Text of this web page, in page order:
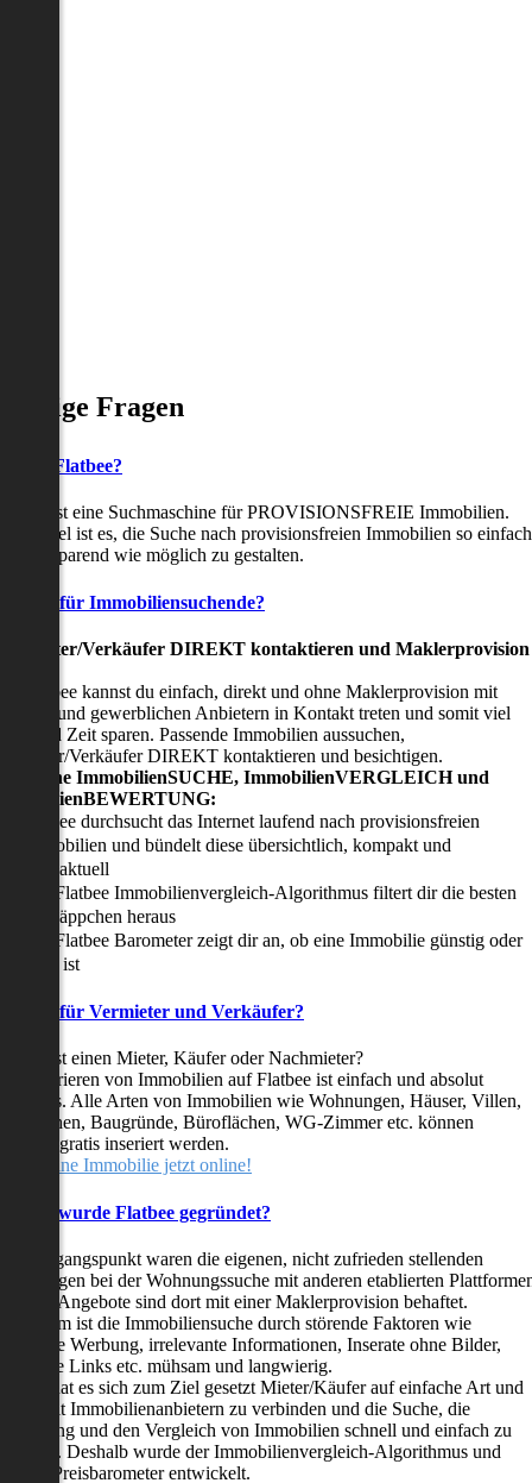
Fragen
ist Flatbee?
ist eine Suchmaschine für PROVISIONSFREIE Immobilien.
Ziel ist es, die Suche nach provisionsfreien Immobilien so einfach
zeitsparend wie möglich zu gestalten.
für Immobiliensuchende?
Verkäufer DIREKT kontaktieren und Maklerprovision
Flatbee kannst du einfach, direkt und ohne Maklerprovision mit
und gewerblichen Anbietern in Kontakt treten und somit viel
und Zeit sparen. Passende Immobilien aussuchen,
Verkäufer DIREKT kontaktieren und besichtigen.
in-one ImmobilienSUCHE, ImmobilienVERGLEICH und
Flatbee durchsucht das Internet laufend nach provisionsfreien
Immobilien und bündelt diese übersichtlich, kompakt und
tagesaktuell
Der Flatbee Immobilienvergleich-Algorithmus filtert dir die besten
Schnäppchen heraus
Der Flatbee Barometer zeigt dir an, ob eine Immobilie günstig oder
teuer ist
für Vermieter und Verkäufer?
suchst einen Mieter, Käufer oder Nachmieter?
Inserieren von Immobilien auf Flatbee ist einfach und absolut
Alle Arten von Immobilien wie Wohnungen, Häuser, Villen,
Baugründe, Büroflächen, WG-Zimmer etc. können
gratis inseriert werden.
deine Immobilie jetzt online!
wurde Flatbee gegründet?
Ausgangspunkt waren die eigenen, nicht zufrieden stellenden
bei der Wohnungssuche mit anderen etablierten
alle Angebote sind dort mit einer Maklerprovision behaftet.
ist die Immobiliensuche durch störende Faktoren wie
Werbung, irrelevante Informationen, Inserate ohne Bilder,
Links etc. mühsam und langwierig.
hat es sich zum Ziel gesetzt Mieter/Käufer auf einfache Art und
mit Immobilienanbietern zu verbinden und die Suche, die
und den Vergleich von Immobilien schnell und einfach zu
Deshalb wurde der Immobilienvergleich-Algorithmus und
Preisbarometer entwickelt.